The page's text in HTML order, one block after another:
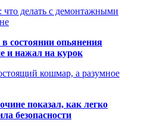
что делать с демонтажными
состоянии опьянения
и нажал на курок
кошмар, а разумное
показал, как легко
безопасности